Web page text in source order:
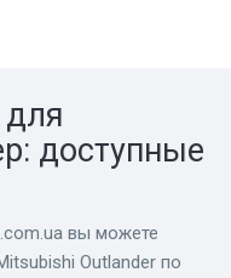
для
доступные
вы можете
Outlander по